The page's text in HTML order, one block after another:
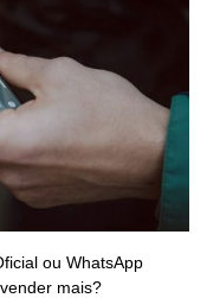
ou WhatsApp
mais?